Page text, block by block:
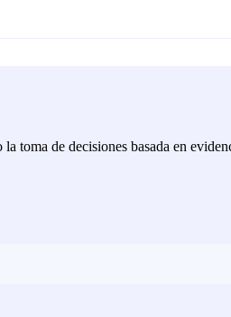
toma de decisiones basada en